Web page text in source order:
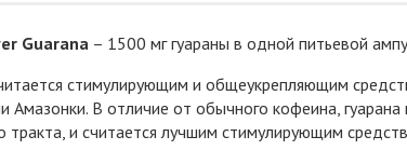
Guarana– 1500 мг гуараны в одной питьевой
стимулирующим и общеукрепляющим
Амазонки. В отличие от обычного кофеина,
тракта, и считается лучшим стимулирующим